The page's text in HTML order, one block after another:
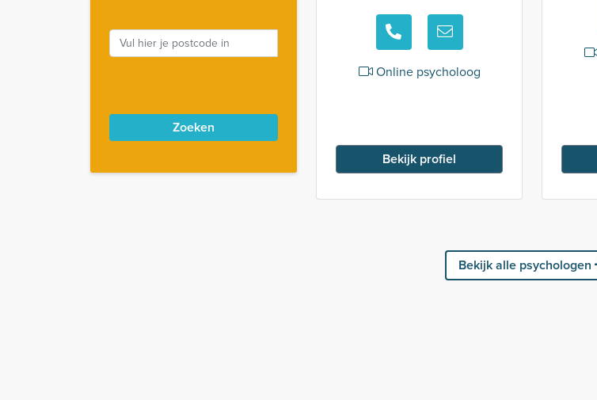
Zoeken
Online psycholoog
Bekijk profiel
Bekijk alle psychologen